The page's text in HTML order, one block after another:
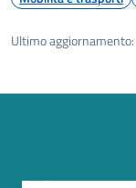
Ultimo aggiornamento: